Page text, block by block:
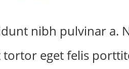
nibh pulvinar a.
tortor eget felis